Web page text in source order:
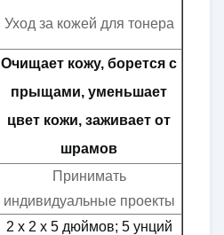
Уход за кожей для тонера
Очищает кожу, борется с
прыщами, уменьшает
цвет кожи, заживает от
шрамов
Принимать
индивидуальные проекты
2 х 2 х 5 дюймов; 5 унций